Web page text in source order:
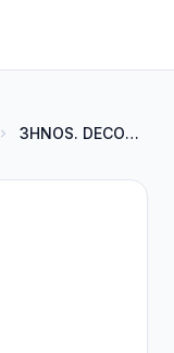
3HNOS. DECORACIONES